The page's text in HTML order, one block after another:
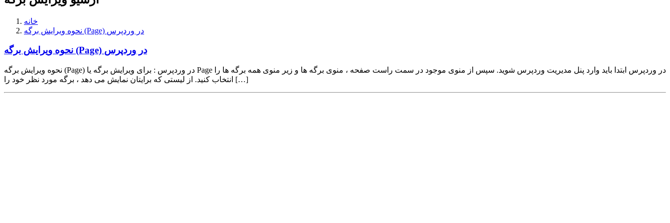
خانه
نحوه ویرایش برگه (Page) در وردپرس
نحوه ویرایش برگه (Page) در وردپرس
نحوه ویرایش برگه (Page) در وردپرس : برای ویرایش برگه یا Page در وردپرس ابتدا باید وارد پنل مدیریت وردپرس شوید. سپس از منوی موجود در سمت راست صفحه ، منوی برگه ها و زیر منوی همه برگه ها را
انتخاب کنید. از لیستی که برایتان نمایش می دهد ، برگه مورد نظر خود را […]